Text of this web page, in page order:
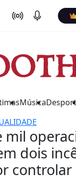
On Air Podcasts
Música
mil
dois
controlar